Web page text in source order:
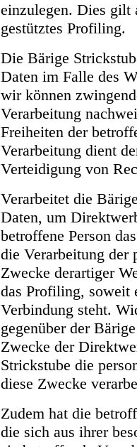
einzulegen. Dies gilt
gestütztes Profiling.
Die Bärige
Daten im Falle des
wir können
Verarbeitung
Freiheiten der
Verarbeitung dient
Verteidigung von
Verarbeitet die
Daten, um
betroffene Person
die Verarbeitung der
Zwecke derartiger
das Profiling, soweit
Verbindung steht.
gegenüber der
Zwecke der
Strickstube die
diese Zwecke
Zudem hat die
die sich aus ihrer